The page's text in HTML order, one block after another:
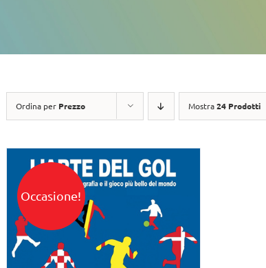
Ordina per Prezzo Mostra24 Prodotti
Occasione!